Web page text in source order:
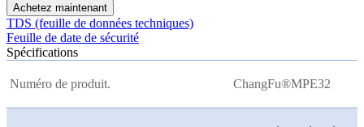
Achetez maintenant
TDS (feuille de données techniques)
Feuille de date de sécurité
Spécifications
Numéro de produit. ChangFu®MPE32